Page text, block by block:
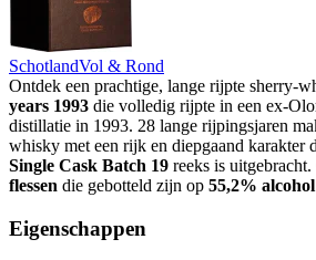
SchotlandVol & Rond
Ontdek een prachtige, lange rijpte sherry-
years 1993 die volledig rijpte in een ex-
distillatie in 1993. 28 lange rijpingsjaren
whisky met een rijk en diepgaand karakter
Single Cask Batch 19 reeks is
flessen die gebotteld zijn op 55,2% alcohol
Eigenschappen